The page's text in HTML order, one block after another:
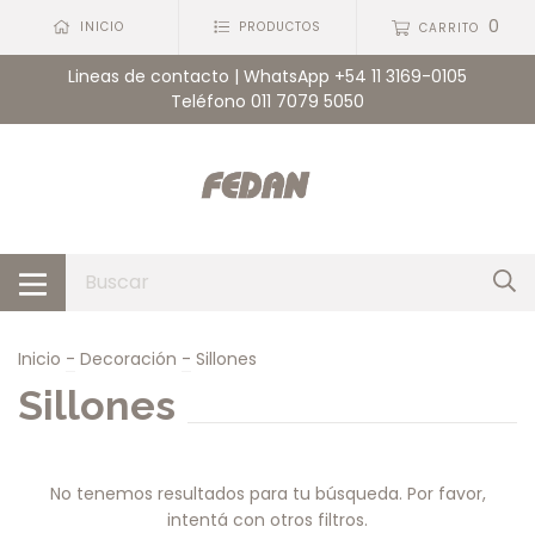
INICIO PRODUCTOS CARRITO 0
Lineas de contacto | WhatsApp +54 11 3169-0105
Teléfono 011 7079 5050
Inicio - Decoración - Sillones
Sillones
No tenemos resultados para tu búsqueda. Por favor,
intentá con otros filtros.